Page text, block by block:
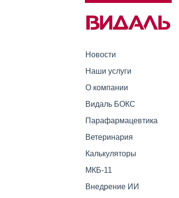
Новости
Наши услуги
О компании
Видаль БОКС
Парафармацевтика
Ветеринария
Калькуляторы
МКБ-11
Внедрение ИИ